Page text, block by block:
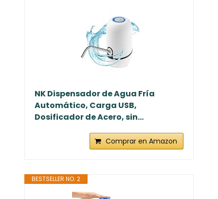
NK Dispensador de Agua Fría
Automático, Carga USB,
Dosificador de Acero, sin...
Comprar en Amazon
BESTSELLER NO. 2